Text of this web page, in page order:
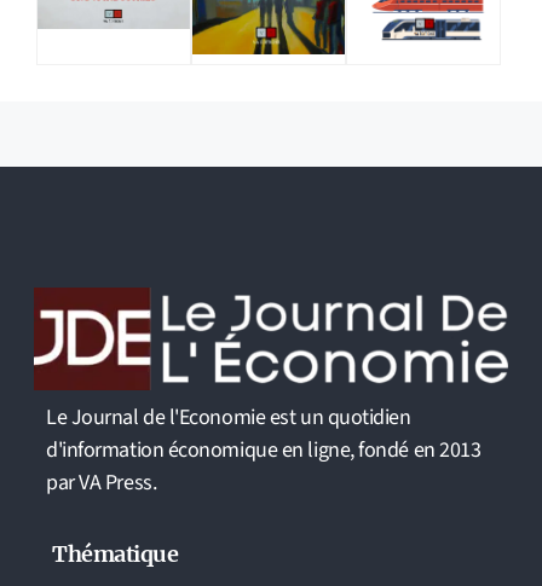
Le Journal de l'Economie est un quotidien
d'information économique en ligne, fondé en 2013
par VA Press.
Thématique